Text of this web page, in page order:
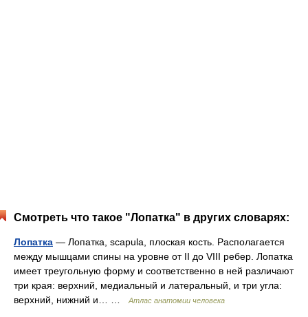
Смотреть что такое "Лопатка" в других словарях:
Лопатка — Лопатка, scapula, плоская кость. Располагается
между мышцами спины на уровне от II до VIII ребер. Лопатка
имеет треугольную форму и соответственно в ней различают
три края: верхний, медиальный и латеральный, и три угла:
верхний, нижний и… …
Атлас анатомии человека